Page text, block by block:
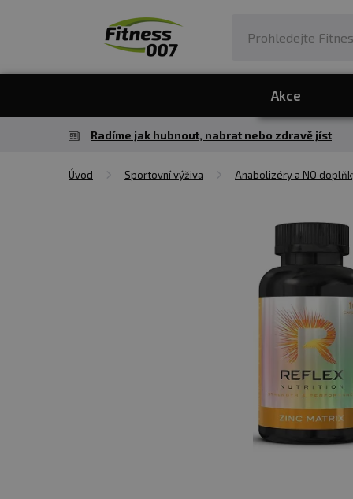
Akce
Radíme jak hubnout, nabrat nebo zdravě jíst
Úvod Sportovní výživa Anabolizéry a NO